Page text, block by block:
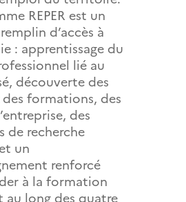
REPER est un
d’accès à
: apprentissage du
lié au
découverte des
formations, des
des
de recherche
un
renforcé
à la formation
au long des quatre